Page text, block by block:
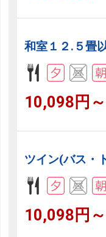
和室１２.５畳
10,098円
ツイン(バス・
10,098円